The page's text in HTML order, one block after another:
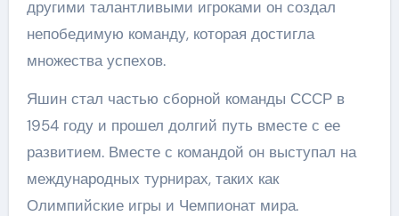
другими талантливыми игроками он создал
непобедимую команду, которая достигла
множества успехов.
Яшин стал частью сборной команды СССР в
1954 году и прошел долгий путь вместе с ее
развитием. Вместе с командой он выступал на
международных турнирах, таких как
Олимпийские игры и Чемпионат мира.